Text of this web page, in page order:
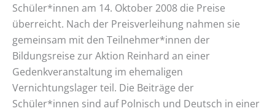
Schüler*innen am 14. Oktober 2008 die Preise
überreicht. Nach der Preisverleihung nahmen sie
gemeinsam mit den Teilnehmer*innen der
Bildungsreise zur Aktion Reinhard an einer
Gedenkveranstaltung im ehemaligen
Vernichtungslager teil. Die Beiträge der
Schüler*innen sind auf Polnisch und Deutsch in einer